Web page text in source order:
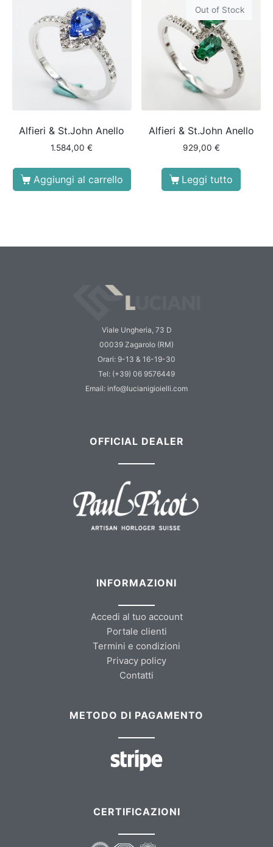
Alfieri & St.John Anello
1.584,00€
Aggiungi al carrello
Out of Stock
Alfieri & St.John Anello
929,00 €
Leggi tutto
Viale Ungheria, 73 D
00039 Zagarolo (RM)
Orari: 9-13 & 16-19-30
Tel: (+39) 06 9576449
Email: info@lucianigioielli.com
OFFICIAL DEALER
INFORMAZIONI
Accedi al tuo account
Portale clienti
Termini e condizioni
Privacy policy
Contatti
METODO DI PAGAMENTO
CERTIFICAZIONI